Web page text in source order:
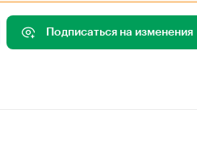
Подписаться на изменения